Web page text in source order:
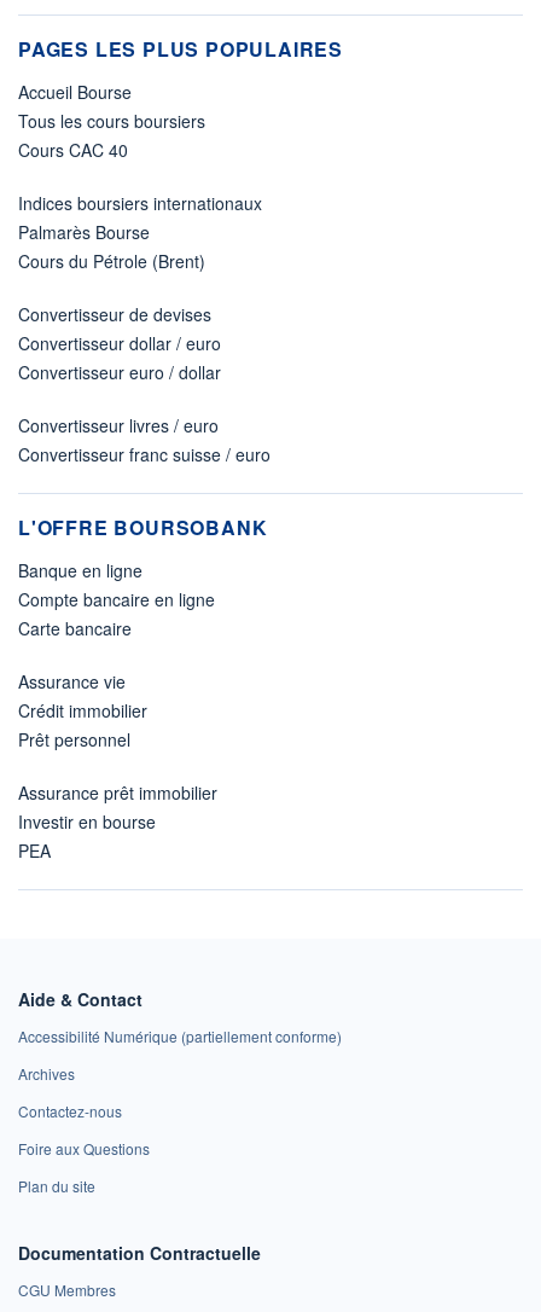
PAGES LES PLUS POPULAIRES
Accueil Bourse
Tous les cours boursiers
Cours CAC 40
Indices boursiers internationaux
Palmarès Bourse
Cours du Pétrole (Brent)
Convertisseur de devises
Convertisseur dollar / euro
Convertisseur euro / dollar
Convertisseur livres / euro
Convertisseur franc suisse / euro
L'OFFRE BOURSOBANK
Banque en ligne
Compte bancaire en ligne
Carte bancaire
Assurance vie
Crédit immobilier
Prêt personnel
Assurance prêt immobilier
Investir en bourse
PEA
Aide & Contact
Accessibilité Numérique (partiellement conforme)
Archives
Contactez-nous
Foire aux Questions
Plan du site
Documentation Contractuelle
CGU Membres